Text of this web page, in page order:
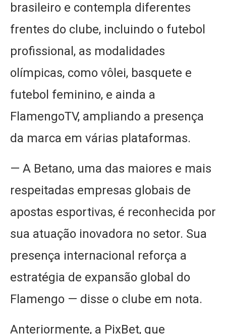
brasileiro e contempla diferentes
frentes do clube, incluindo o futebol
profissional, as modalidades
olímpicas, como vôlei, basquete e
futebol feminino, e ainda a
FlamengoTV, ampliando a presença
da marca em várias plataformas.
— A Betano, uma das maiores e mais
respeitadas empresas globais de
apostas esportivas, é reconhecida por
sua atuação inovadora no setor. Sua
presença internacional reforça a
estratégia de expansão global do
Flamengo — disse o clube em nota.
Anteriormente, a PixBet, que